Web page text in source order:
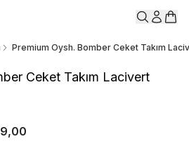
Premium Oysh. Bomber Ceket Takım
Ceket Takım Lacivert